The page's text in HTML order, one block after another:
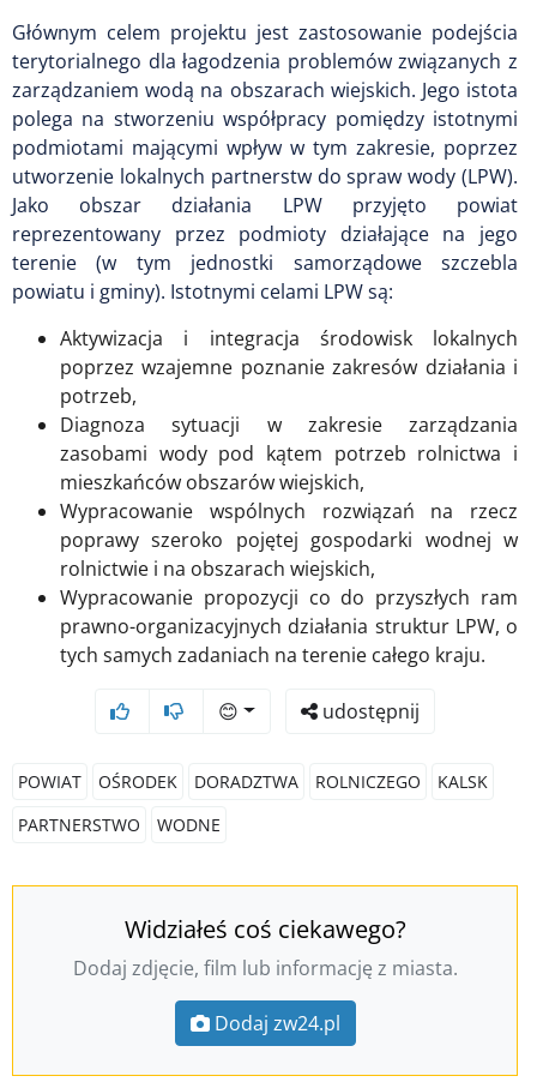
Głównym celem projektu jest zastosowanie podejścia
terytorialnego dla łagodzenia problemów związanych z
zarządzaniem wodą na obszarach wiejskich. Jego istota
polega na stworzeniu współpracy pomiędzy istotnymi
podmiotami mającymi wpływ w tym zakresie, poprzez
utworzenie lokalnych partnerstw do spraw wody (LPW).
Jako obszar działania LPW przyjęto powiat
reprezentowany przez podmioty działające na jego
terenie (w tym jednostki samorządowe szczebla
powiatu i gminy). Istotnymi celami LPW są:
Aktywizacja i integracja środowisk lokalnych
poprzez wzajemne poznanie zakresów działania i
potrzeb,
Diagnoza sytuacji w zakresie zarządzania
zasobami wody pod kątem potrzeb rolnictwa i
mieszkańców obszarów wiejskich,
Wypracowanie wspólnych rozwiązań na rzecz
poprawy szeroko pojętej gospodarki wodnej w
rolnictwie i na obszarach wiejskich,
Wypracowanie propozycji co do przyszłych ram
prawno-organizacyjnych działania struktur LPW, o
tych samych zadaniach na terenie całego kraju.
😊 udostępnij
POWIAT OŚRODEK DORADZTWA ROLNICZEGO
KALSK
PARTNERSTWO
WODNE
Widziałeś coś ciekawego?
Dodaj zdjęcie, film lub informację z miasta.
Dodaj zw24.pl